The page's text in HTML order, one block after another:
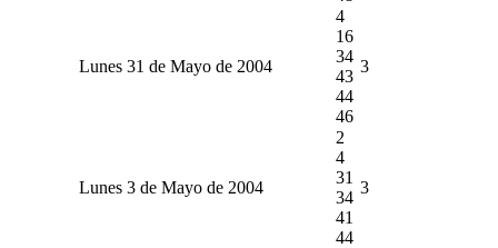
Lunes 31 de Mayo de 2004
4
16
34
43
44
46
3
Lunes 3 de Mayo de 2004
2
4
31
34
41
44
3